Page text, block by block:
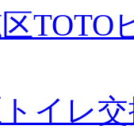
TOTO
イレ